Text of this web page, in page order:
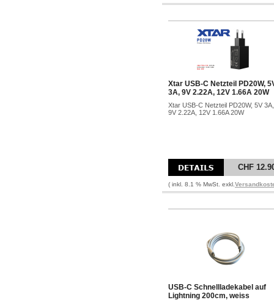
Xtar USB-C Netzteil PD20W,
3A, 9V 2.22A, 12V 1.66A 20W
Xtar USB-C Netzteil PD20W, 5V 3A,
9V 2.22A, 12V 1.66A 20W
CHF
( inkl. 8.1 % MwSt. exkl.
USB-C Schnellladekabel auf
Lightning 200cm, weiss